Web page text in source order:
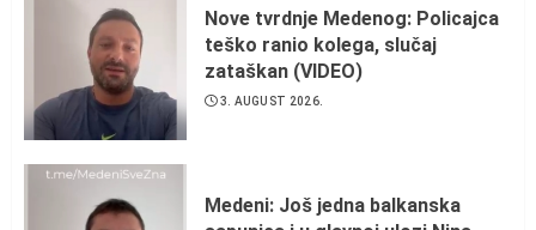
Nove tvrdnje Medenog: Policajca
teško ranio kolega, slučaj
zataškan (VIDEO)
3. AUGUST 2026.
Medeni: Još jedna balkanska